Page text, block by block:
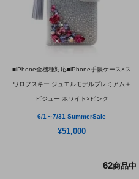
■iPhone全機種対応■iPhone手帳ケース×ス
ワロフスキー ジュエルモデルプレミアム＋
ビジュー ホワイト×ピンク
6/1～7/31 SummerSale
¥51,000
62商品中